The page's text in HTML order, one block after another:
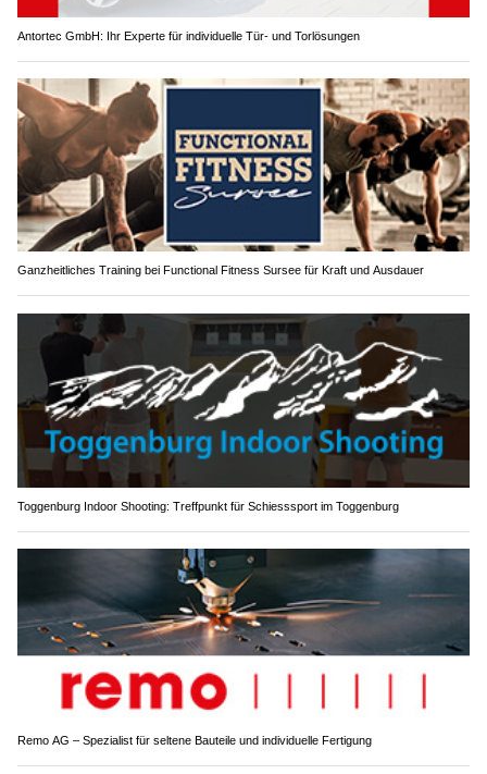
Antortec GmbH: Ihr Experte für individuelle Tür- und Torlösungen
Ganzheitliches Training bei Functional Fitness Sursee für Kraft und Ausdauer
Toggenburg Indoor Shooting: Treffpunkt für Schiesssport im Toggenburg
Remo AG – Spezialist für seltene Bauteile und individuelle Fertigung